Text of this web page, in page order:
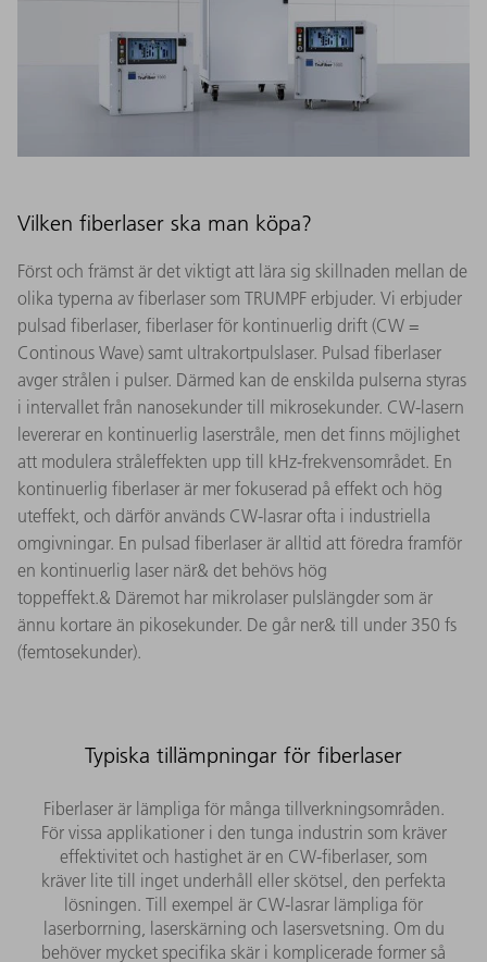
Vilken fiberlaser ska man köpa?
Först och främst är det viktigt att lära sig skillnaden mellan de
olika typerna av fiberlaser som TRUMPF erbjuder. Vi erbjuder
pulsad fiberlaser, fiberlaser för kontinuerlig drift (CW =
Continous Wave) samt ultrakortpulslaser. Pulsad fiberlaser
avger strålen i pulser. Därmed kan de enskilda pulserna styras
i intervallet från nanosekunder till mikrosekunder. CW-lasern
levererar en kontinuerlig laserstråle, men det finns möjlighet
att modulera stråleffekten upp till kHz-frekvensområdet. En
kontinuerlig fiberlaser är mer fokuserad på effekt och hög
uteffekt, och därför används CW-lasrar ofta i industriella
omgivningar. En pulsad fiberlaser är alltid att föredra framför
en kontinuerlig laser när& det behövs hög
toppeffekt.& Däremot har mikrolaser pulslängder som är
ännu kortare än pikosekunder. De går ner& till under 350 fs
(femtosekunder).
Typiska tillämpningar för fiberlaser
Fiberlaser är lämpliga för många tillverkningsområden.
För vissa applikationer i den tunga industrin som kräver
effektivitet och hastighet är en CW-fiberlaser, som
kräver lite till inget underhåll eller skötsel, den perfekta
lösningen. Till exempel är CW-lasrar lämpliga för
laserborrning, laserskärning och lasersvetsning. Om du
behöver mycket specifika skär i komplicerade former så